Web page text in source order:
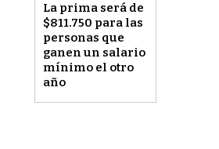
La prima será de
$811.750 para las
personas que
ganen un salario
mínimo el otro
año